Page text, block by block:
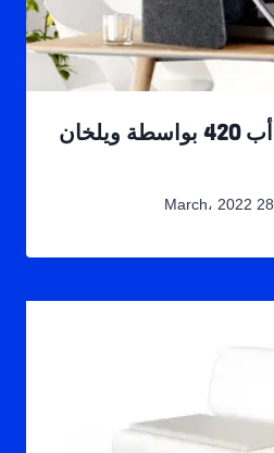
مساحة عمل فولد أب 420 بواسطة ويلخان
28 March، 2022